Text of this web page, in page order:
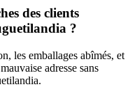
des clients
?
les emballages abîmés, et
adresse sans